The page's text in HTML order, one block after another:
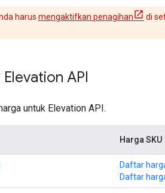
harus mengaktifkan penagihan di
Elevation API
untuk Elevation API.
Harga SKU
Daftar
Daftar